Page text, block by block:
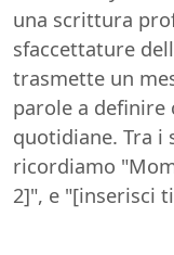
una scrittura
sfaccettature
trasmette un
parole a definire
quotidiane. Tra i
ricordiamo
2]", e "[inserisci